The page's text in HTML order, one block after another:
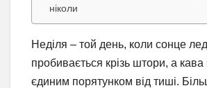
ніколи
Неділя – той день, коли сонце
пробивається крізь штори, а кава
єдиним порятунком від тиші.